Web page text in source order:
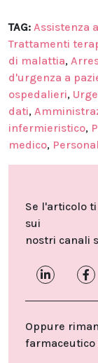
TAG: Assistenza
Trattamenti
di malattia,
d'urgenza a
ospedalieri,
dati,
infermieristico,
medico,
Se l'articolo
sui
nostri canali
Oppure